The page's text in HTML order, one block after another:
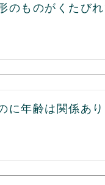
のものがくたび
に年齢は関係あり